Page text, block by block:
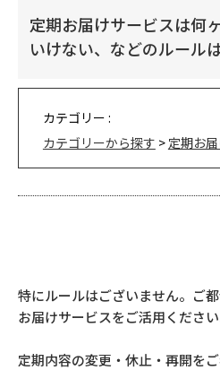
定期お届けサービスは何
いけない、などのルール
カテゴリー :
カテゴリーから探す > 定期お
特にルールはございません。ご
お届けサービスをご活用ください
定期内容の変更・休止・再開を